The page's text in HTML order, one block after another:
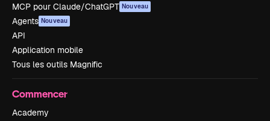
MCP pour Claude/ChatGPT Nouveau
Agents Nouveau
API
Application mobile
Tous les outils Magnific
Commencer
Academy